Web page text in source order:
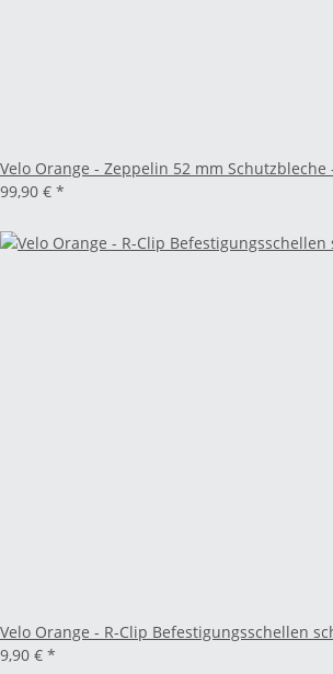
Velo Orange - Zeppelin 52 mm Schutzbleche
99,90 € *
Velo Orange - R-Clip Befestigungsschellen
9,90 € *